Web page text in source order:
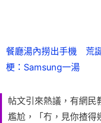
餐廳湯內撈出手機 荒
梗：Samsung一湯
帖文引來熱議，有網民
尷尬，「冇，見你揸得